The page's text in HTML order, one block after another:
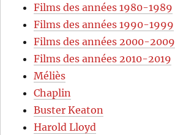
Films des années 1980-1989
Films des années 1990-1999
Films des années 2000-2009
Films des années 2010-2019
Méliès
Chaplin
Buster Keaton
Harold Lloyd